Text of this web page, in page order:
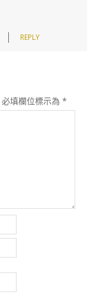
REPLY
必填欄位標示為 *